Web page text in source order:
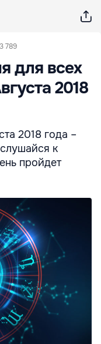
3 789
для всех
2018
2018 года –
к
пройдет